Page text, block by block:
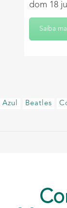
dom 18
Saiba
Azul Beatles